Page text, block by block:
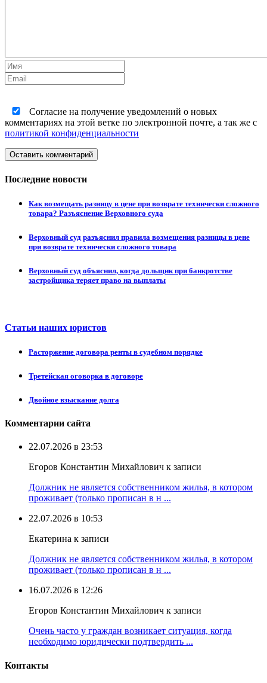
Согласие на получение уведомлений о новых
комментариях на этой ветке по электронной почте, а так же с
политикой конфиденциальности
Оставить комментарий
Последние новости
Как возмещать разницу в цене при возврате технически сложного
товара? Разъяснение Верховного суда
Верховный суд разъяснил правила возмещения разницы в цене
при возврате технически сложного товара
Верховный суд объяснил, когда дольщик при банкротстве
застройщика теряет право на выплаты
Статьи наших юристов
Расторжение договора ренты в судебном порядке
Третейская оговорка в договоре
Двойное взыскание долга
Комментарии сайта
22.07.2026 в 23:53
Егоров Константин Михайлович к записи
Должник не является собственником жилья, в котором
проживает (только прописан в н ...
22.07.2026 в 10:53
Екатерина к записи
Должник не является собственником жилья, в котором
проживает (только прописан в н ...
16.07.2026 в 12:26
Егоров Константин Михайлович к записи
Очень часто у граждан возникает ситуация, когда
необходимо юридически подтвердить ...
Контакты